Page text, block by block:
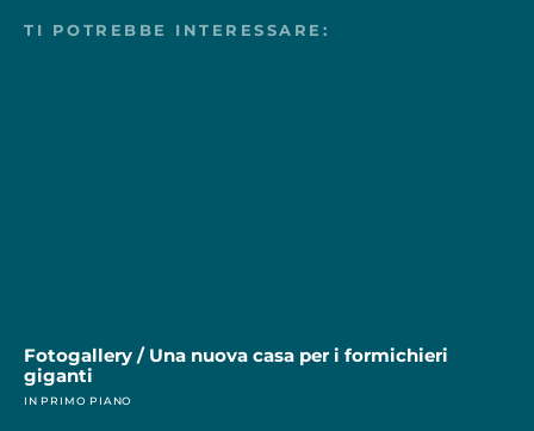
TI POTREBBE INTERESSARE:
Fotogallery / Una nuova casa per i formichieri
giganti
IN PRIMO PIANO